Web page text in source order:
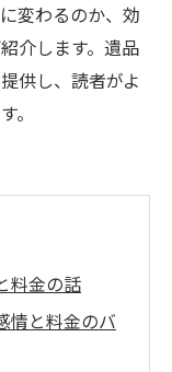
変わるのか、効
介します。遺品
供し、読者がよ
。
料金の話
情と料金のバ